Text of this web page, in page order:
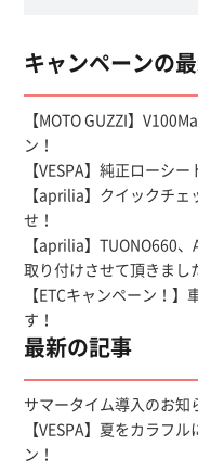
キャンペーンの
【MOTO GUZZI】
ン！
【VESPA】純正ローシ
【aprilia】クイックチ
せ！
【aprilia】TUONO660
取り付けさせて頂きまし
【ETCキャンペーン！
す！
最新の記事
サマータイム導入のお知
【VESPA】夏をカラフ
ン！